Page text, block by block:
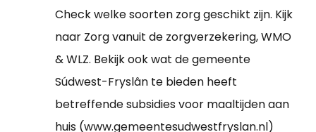
Check welke soorten zorg geschikt zijn. Kijk
naar Zorg vanuit de zorgverzekering, WMO
& WLZ. Bekijk ook wat de gemeente
Súdwest-Fryslân te bieden heeft
betreffende subsidies voor maaltijden aan
huis (www.gemeentesudwestfryslan.nl)